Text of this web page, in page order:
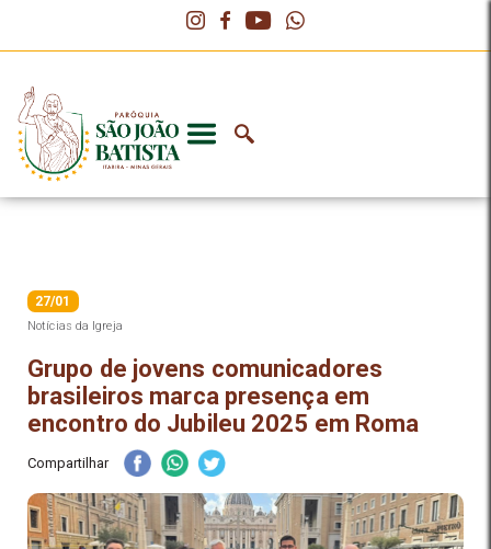
27/01
Notícias da Igreja
Grupo de jovens comunicadores
brasileiros marca presença em
encontro do Jubileu 2025 em Roma
Compartilhar